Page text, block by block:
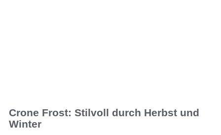
Crone Frost: Stilvoll durch Herbst und
Winter